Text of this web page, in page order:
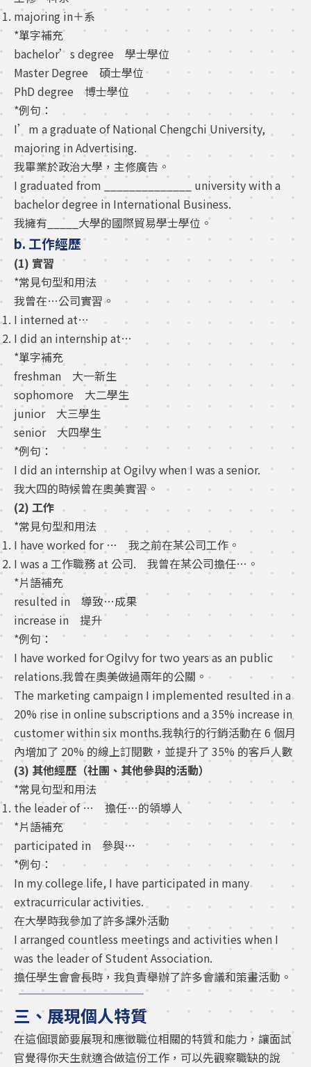
majoring in＋系
*單字補充
bachelor’s degree 學士學位
Master Degree 碩士學位
PhD degree 博士學位
*例句：
I’m a graduate of National Chengchi University,
majoring in Advertising.
我畢業於政治大學，主修廣告。
I graduated from ______________ university with a
bachelor degree in International Business.
我擁有_____大學的國際貿易學士學位。
b. 工作經歷
(1) 實習
*常見句型和用法
我曾在…公司實習。
I interned at…
I did an internship at…
*單字補充
freshman 大一新生
sophomore 大二學生
junior 大三學生
senior 大四學生
*例句：
I did an internship at Ogilvy when I was a senior.
我大四的時候曾在奧美實習。
(2) 工作
*常見句型和用法
I have worked for … 我之前在某公司工作。
I was a 工作職務 at 公司. 我曾在某公司擔任…。
*片語補充
resulted in 導致…成果
increase in 提升
*例句：
I have worked for Ogilvy for two years as an public
relations.我曾在奧美做過兩年的公關。
The marketing campaign I implemented resulted in a
20% rise in online subscriptions and a 35% increase in
customer within six months.我執行的行銷活動在 6 個月
內增加了 20% 的線上訂閱數，並提升了 35% 的客戶人數
(3) 其他經歷（社團、其他參與的活動）
*常見句型和用法
the leader of … 擔任…的領導人
*片語補充
participated in 參與…
*例句：
In my college life, I have participated in many
extracurricular activities.
在大學時我參加了許多課外活動
I arranged countless meetings and activities when I
was the leader of Student Association.
擔任學生會會長時，我負責舉辦了許多會議和策畫活動。
三、展現個人特質
在這個環節要展現和應徵職位相關的特質和能力，讓面試
官覺得你天生就適合做這份工作，可以先觀察職缺的說